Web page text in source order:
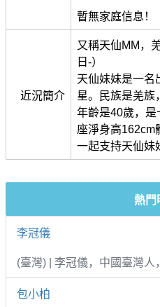
暫無家庭信息！
近況簡介
又稱天仙MM，
日-）
天仙妹妹是一名
星。民族是羌族
年齡是40歲，是
座淨身高162cm
一起支持天仙妹
熱門
李冠儀
(臺灣) | 李冠儀，中國臺灣
包小柏